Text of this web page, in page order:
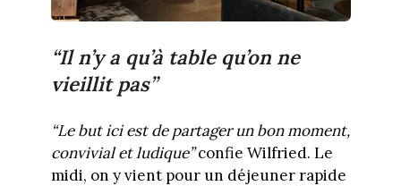
“Il n’y a qu’à table qu’on ne
vieillit pas”
“Le but ici est de partager un bon moment,
convivial et ludique”confie Wilfried. Le
midi, on y vient pour un déjeuner rapide